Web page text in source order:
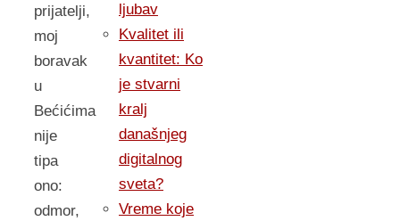
prijatelji,
moj
boravak
u
Bećićima
nije
tipa
ono:
odmor,
ljubav
Kvalitet ili
kvantitet: Ko
je stvarni
kralj
današnjeg
digitalnog
sveta?
Vreme koje